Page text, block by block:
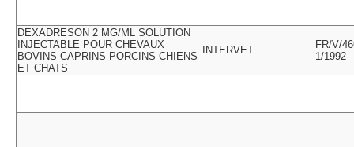
DEXADRESON 2 MG/ML SOLUTION
INJECTABLE POUR CHEVAUX
BOVINS CAPRINS PORCINS CHIENS
ET CHATS
INTERVET
FR/V/
1/1992